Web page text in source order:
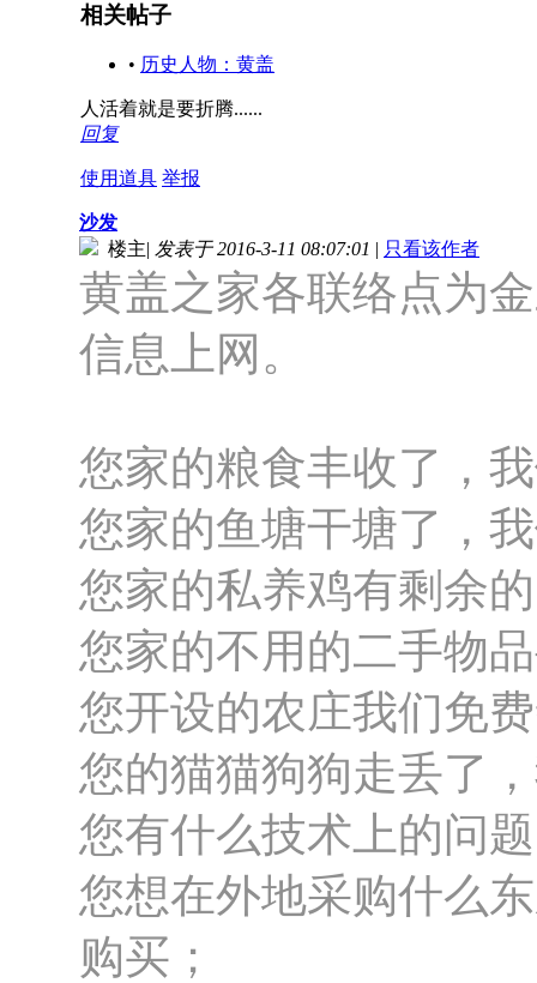
相关帖子
• 历史人物：黄盖
人活着就是要折腾......
回复
使用道具 举报
沙发
楼主| 发表于 2016-3-11 08:07:01 | 只看该作者
黄盖之家各联络点为
信息上网。
您家的粮食丰收了，
您家的鱼塘干塘了，
您家的私养鸡有剩余
您家的不用的二手物
您开设的农庄我们免
您的猫猫狗狗走丢了
您有什么技术上的问
您想在外地采购什么
购买；